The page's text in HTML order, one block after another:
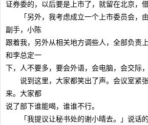
证券委的，以后要是上市了，就留在北京，
「另外，我考虑成立一个上市委员会，
副手，小陈
跟着我，另外从相关地方调些人，全部负责
和李总定一
下，人不要多，要会外语，会电脑，会交际
说到这里，大家都笑出了声。会议室紧
来。大家都
说了部下谁能喝，谁谁不行。
「我提议让秘书处的谢小晴去。」说话的